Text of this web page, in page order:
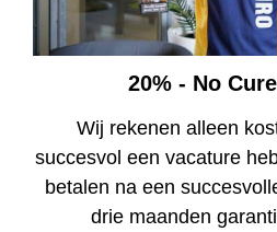
20% - No
Wij rekenen alleen
succesvol een vacature
betalen na een
drie maanden